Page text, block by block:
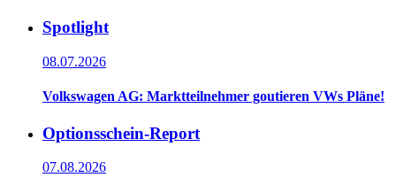
Spotlight
08.07.2026
Volkswagen AG: Marktteilnehmer goutieren VWs Pläne!
Optionsschein-Report
07.08.2026